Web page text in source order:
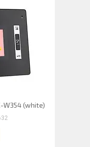
W354 (white)